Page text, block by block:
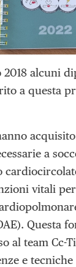
2018 alcuni
a questa
a
vitali
Questa
al team Cc-
e